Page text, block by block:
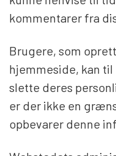
kommentarer fra
Brugere, som
hjemmeside, kan
slette deres
er der ikke en
opbevarer denne